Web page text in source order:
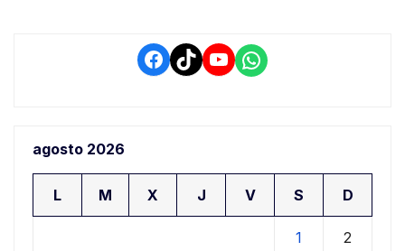
Facebook
TikTokYouTube
WhatsApp
agosto 2026
L M X J V S D
1 2